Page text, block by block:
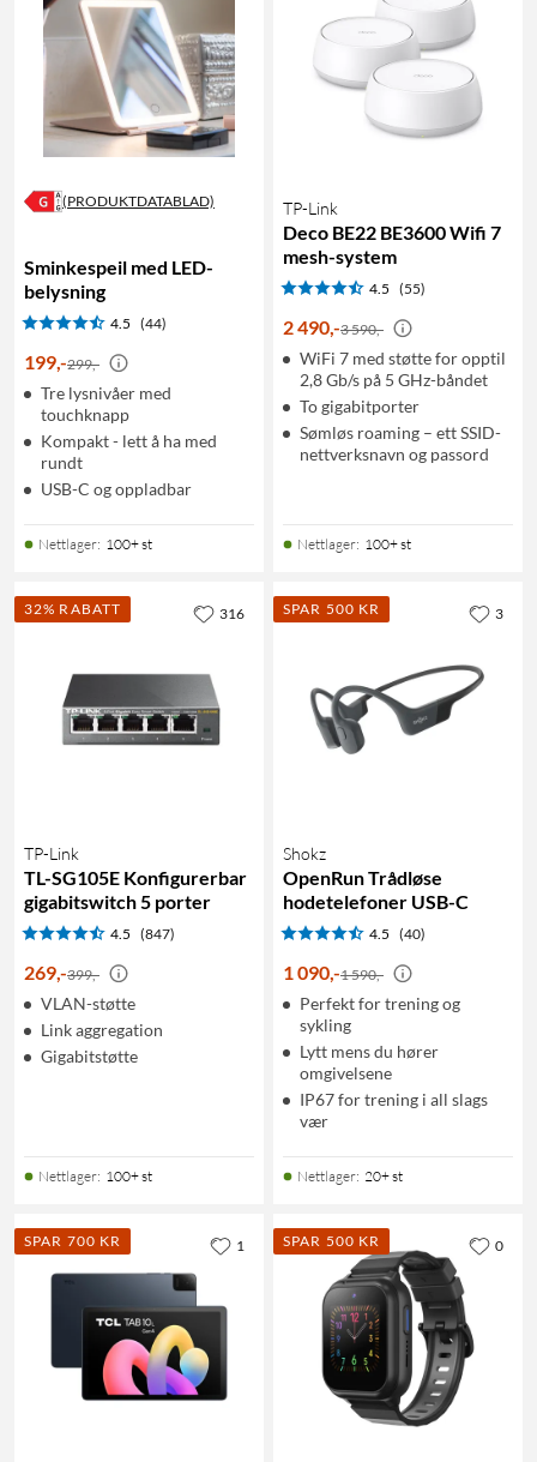
(PRODUKTDATABLAD)
Sminkespeil med LED-
belysning
4.5 (44)
199,-299,-
Tre lysnivåer med
touchknapp
Kompakt - lett å ha med
rundt
USB-C og oppladbar
Nettlager: 100+ st
TP-Link
Deco BE22 BE3600 Wifi 7
mesh-system
4.5 (55)
2 490,-3 590,-
WiFi 7 med støtte for opptil
2,8 Gb/s på 5 GHz-båndet
To gigabitporter
Sømløs roaming – ett SSID-
nettverksnavn og passord
Nettlager: 100+ st
32% RABATT
TP-Link
TL-SG105E Konfigurerbar
gigabitswitch 5 porter
4.5 (847)
269,-399,-
VLAN-støtte
Link aggregation
Gigabitstøtte
Nettlager: 100+ st
316 SPAR 500 KR
Shokz
OpenRun Trådløse
hodetelefoner USB-C
4.5 (40)
1 090,-1 590,-
Perfekt for trening og
sykling
Lytt mens du hører
omgivelsene
IP67 for trening i all slags
vær
Nettlager: 20+ st
3
SPAR 700 KR 1 SPAR 500 KR 0